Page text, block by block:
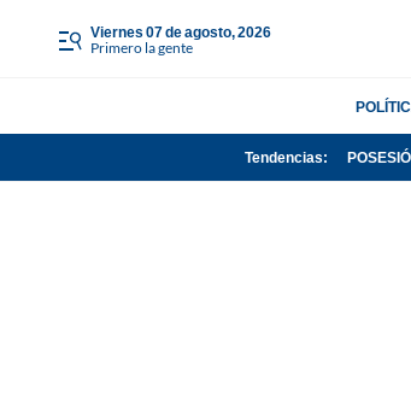
viernes 07 de agosto, 2026
Primero la gente
Tendencias: